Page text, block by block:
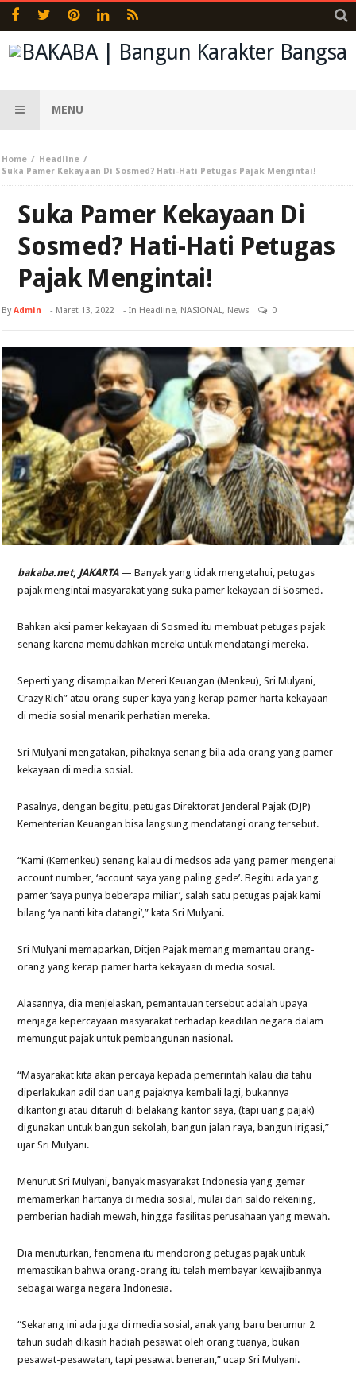
MENU
Home
Headline
Suka Pamer Kekayaan Di Sosmed? Hati-Hati Petugas Pajak Mengintai!
Suka Pamer Kekayaan Di
Sosmed? Hati-Hati Petugas
Pajak Mengintai!
ByAdmin - Maret 13, 2022 - In Headline, NASIONAL, News 0
bakaba.net, JAKARTA— Banyak yang tidak mengetahui, petugas
pajak mengintai masyarakat yang suka pamer kekayaan di Sosmed.
Bahkan aksi pamer kekayaan di Sosmed itu membuat petugas pajak
senang karena memudahkan mereka untuk mendatangi mereka.
Seperti yang disampaikan Meteri Keuangan (Menkeu), Sri Mulyani,
Crazy Rich” atau orang super kaya yang kerap pamer harta kekayaan
di media sosial menarik perhatian mereka.
Sri Mulyani mengatakan, pihaknya senang bila ada orang yang pamer
kekayaan di media sosial.
Pasalnya, dengan begitu, petugas Direktorat Jenderal Pajak (DJP)
Kementerian Keuangan bisa langsung mendatangi orang tersebut.
“Kami (Kemenkeu) senang kalau di medsos ada yang pamer mengenai
account number, ‘account saya yang paling gede’. Begitu ada yang
pamer ‘saya punya beberapa miliar’, salah satu petugas pajak kami
bilang ‘ya nanti kita datangi’,” kata Sri Mulyani.
Sri Mulyani memaparkan, Ditjen Pajak memang memantau orang-
orang yang kerap pamer harta kekayaan di media sosial.
Alasannya, dia menjelaskan, pemantauan tersebut adalah upaya
menjaga kepercayaan masyarakat terhadap keadilan negara dalam
memungut pajak untuk pembangunan nasional.
“Masyarakat kita akan percaya kepada pemerintah kalau dia tahu
diperlakukan adil dan uang pajaknya kembali lagi, bukannya
dikantongi atau ditaruh di belakang kantor saya, (tapi uang pajak)
digunakan untuk bangun sekolah, bangun jalan raya, bangun irigasi,”
ujar Sri Mulyani.
Menurut Sri Mulyani, banyak masyarakat Indonesia yang gemar
memamerkan hartanya di media sosial, mulai dari saldo rekening,
pemberian hadiah mewah, hingga fasilitas perusahaan yang mewah.
Dia menuturkan, fenomena itu mendorong petugas pajak untuk
memastikan bahwa orang-orang itu telah membayar kewajibannya
sebagai warga negara Indonesia.
“Sekarang ini ada juga di media sosial, anak yang baru berumur 2
tahun sudah dikasih hadiah pesawat oleh orang tuanya, bukan
pesawat-pesawatan, tapi pesawat beneran,” ucap Sri Mulyani.